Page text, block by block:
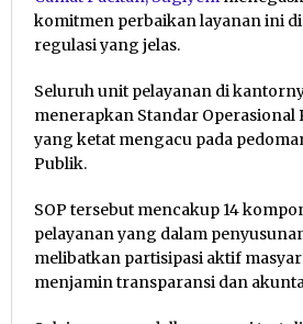
komitmen perbaikan layanan ini
regulasi yang jelas.
Seluruh unit pelayanan di
menerapkan Standar Operasional
yang ketat mengacu pada
Publik.
SOP tersebut mencakup 14
pelayanan yang dalam
melibatkan partisipasi aktif
menjamin transparansi dan